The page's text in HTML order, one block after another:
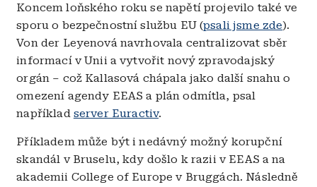
Koncem loňského roku se napětí projevilo také ve
sporu o bezpečnostní službu EU (psali jsme zde).
Von der Leyenová navrhovala centralizovat sběr
informací v Unii a vytvořit nový zpravodajský
orgán – což Kallasová chápala jako další snahu o
omezení agendy EEAS a plán odmítla, psal
například server Euractiv.
Příkladem může být i nedávný možný korupční
skandál v Bruselu, kdy došlo k razii v EEAS a na
akademii College of Europe v Bruggách. Následně